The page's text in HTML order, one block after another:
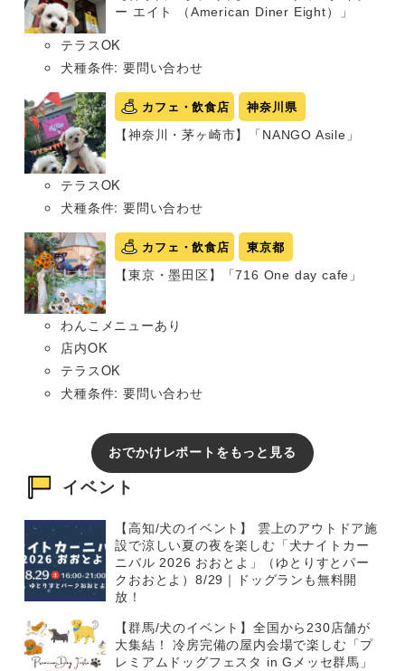
ー エイト （American Diner Eight）」
テラスOK
犬種条件: 要問い合わせ
カフェ・飲食店 神奈川県
【神奈川・茅ヶ崎市】「NANGO Asile」
テラスOK
犬種条件: 要問い合わせ
カフェ・飲食店 東京都
【東京・墨田区】「716 One day cafe」
わんこメニューあり
店内OK
テラスOK
犬種条件: 要問い合わせ
おでかけレポートをもっと見る
イベント
【高知/犬のイベント】 雲上のアウトドア施
設で涼しい夏の夜を楽しむ「犬ナイトカー
ニバル 2026 おおとよ」（ゆとりすとパー
クおおとよ）8/29｜ドッグランも無料開
放！
【群馬/犬のイベント】全国から230店舗が
大集結！ 冷房完備の屋内会場で楽しむ「プ
レミアムドッグフェスタ in Gメッセ群馬」